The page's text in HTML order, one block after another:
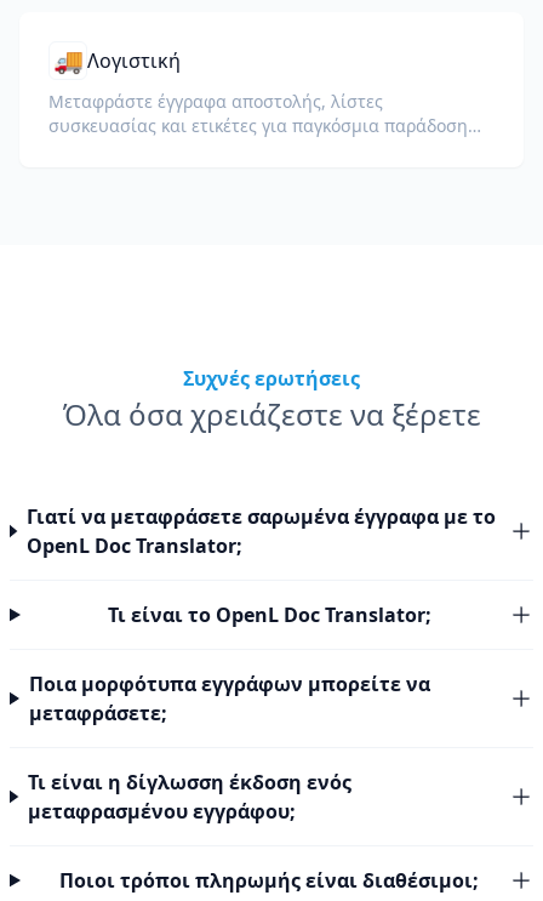
🚚Λογιστική
Μεταφράστε έγγραφα αποστολής, λίστες
συσκευασίας και ετικέτες για παγκόσμια παράδοση
Συχνές ερωτήσεις
Όλα όσα χρειάζεστε να ξέρετε
Γιατί να μεταφράσετε σαρωμένα έγγραφα με το
OpenL Doc Translator;
Τι είναι το OpenL Doc Translator;
Ποια μορφότυπα εγγράφων μπορείτε να
μεταφράσετε;
Τι είναι η δίγλωσση έκδοση ενός
μεταφρασμένου εγγράφου;
Ποιοι τρόποι πληρωμής είναι διαθέσιμοι;